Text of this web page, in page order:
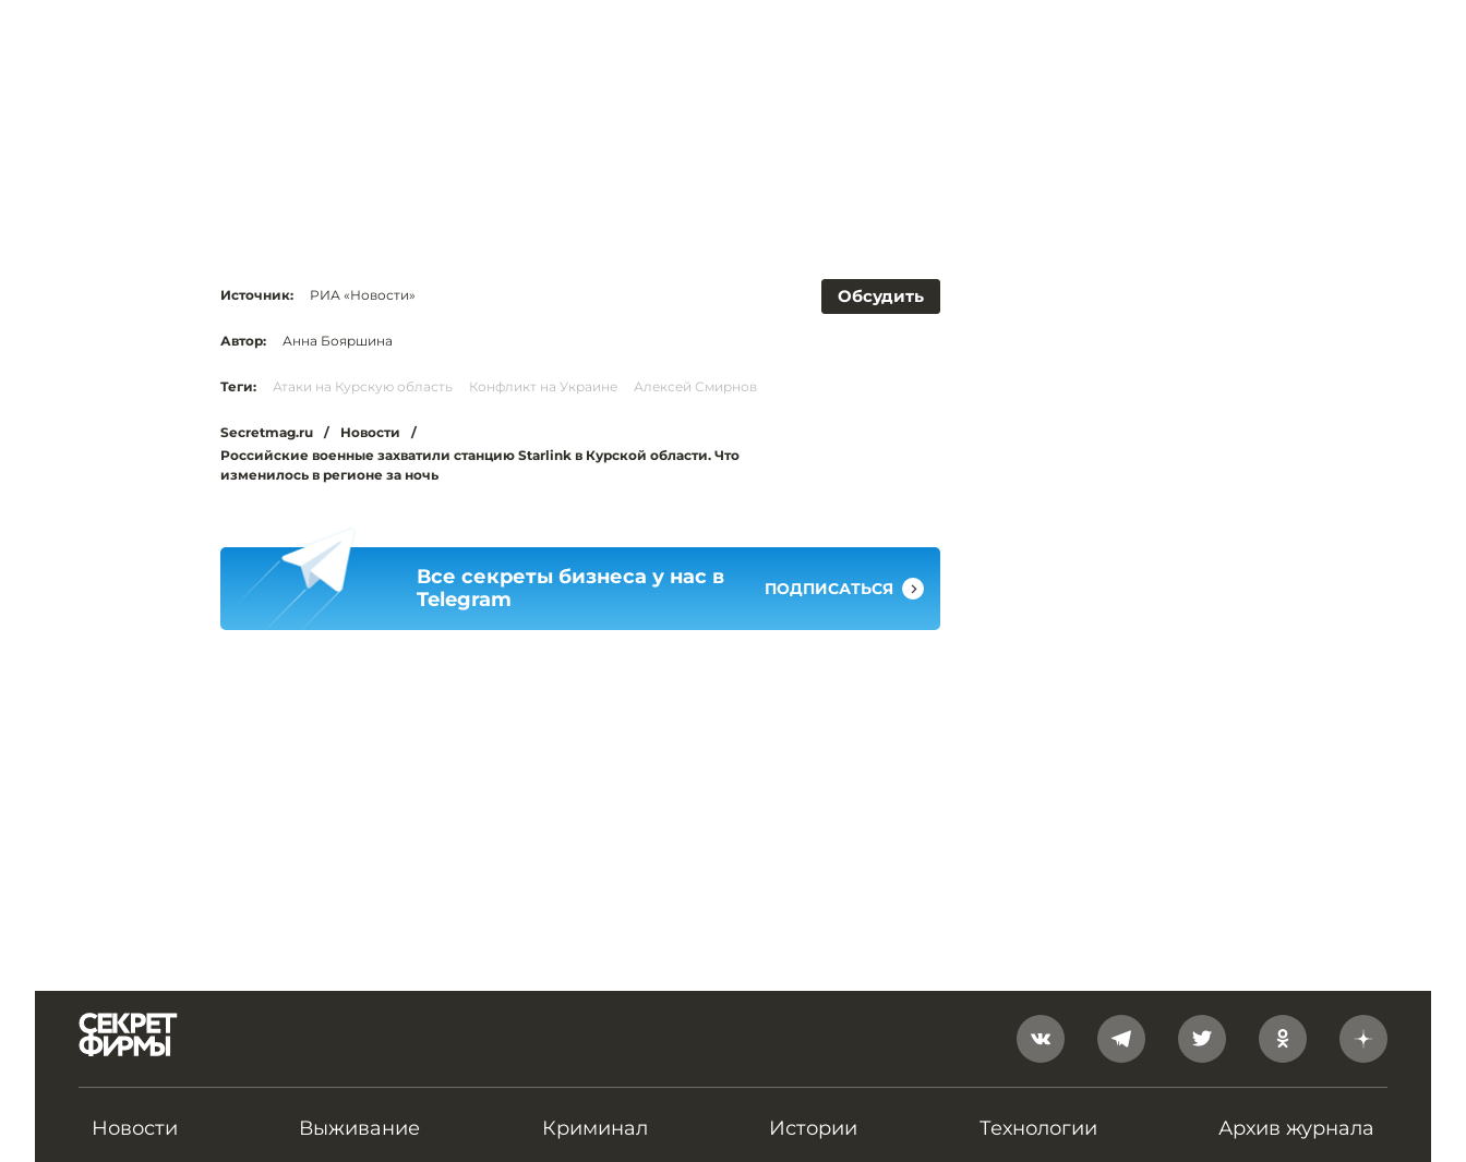
Обсудить
Источник: РИА «Новости»
Автор: Анна Бояршина
Теги: Атаки на Курскую область Конфликт на Украине Алексей Смирнов
Secretmag.ru / Новости
/
Российские военные захватили станцию Starlink в Курской области. Что
изменилось в регионе за ночь
Все секреты бизнеса у нас в
Telegram
ПОДПИСАТЬСЯ
Новости Выживание Криминал Истории Технологии Архив журнала